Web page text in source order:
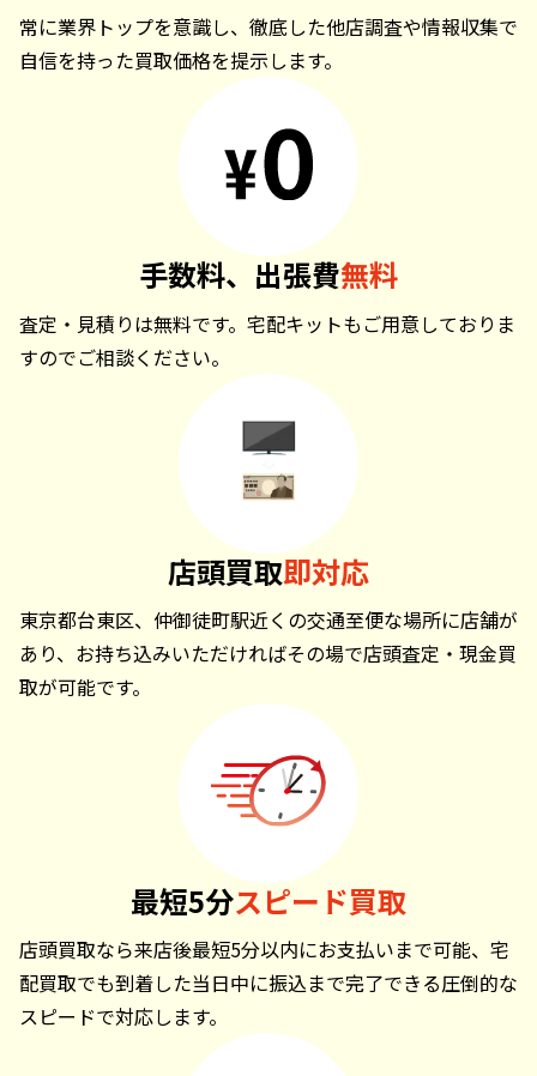
常に業界トップを意識し、徹底した他店調査や情報収集で
自信を持った買取価格を提示します。
手数料、出張費無料
査定・見積りは無料です。宅配キットもご用意しておりま
すのでご相談ください。
店頭買取即対応
東京都台東区、仲御徒町駅近くの交通至便な場所に店舗が
あり、お持ち込みいただければその場で店頭査定・現金買
取が可能です。
最短5分スピード買取
店頭買取なら来店後最短5分以内にお支払いまで可能、宅
配買取でも到着した当日中に振込まで完了できる圧倒的な
スピードで対応します。